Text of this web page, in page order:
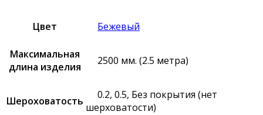
Цвет Бежевый
Максимальная
длина изделия
2500 мм. (2.5 метра)
Шероховатость
0.2, 0.5, Без покрытия (нет
шерховатости)